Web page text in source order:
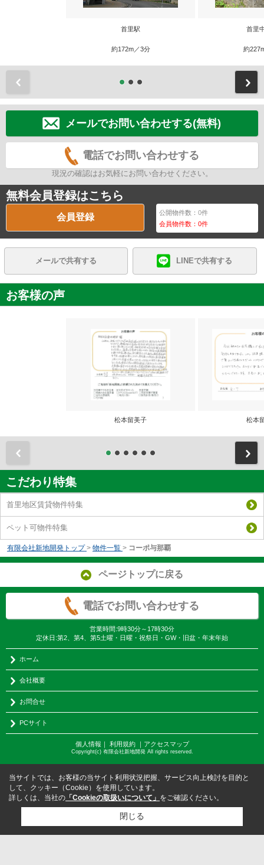
首里駅
約172m／3分
首里
約
メールでお問い合わせする(無料)
電話でお問い合わせする
現況の確認はお気軽にお問い合わせください。
無料会員登録はこちら
会員登録 公開物件数：0件
会員物件数：0件
メールで共有する LINEで共有する
お客様の声
松本留美子 松本
こだわり特集
首里地区賃貸物件特集
ペット可物件特集
有限会社新地開発トップ > 物件一覧 > コーポ与那覇
ページトップに戻る
電話でお問い合わせする
営業時間:9時30分～17時30分
定休日:第2、第4、第5土曜・日曜・祝祭日・GW・旧盆・年末年始
ホーム
会社概要
お問合せ
PCサイト
個人情報 ｜ 利用規約｜ アクセスマップ
Copyright(c) 有限会社新地開発 All rights reserved.
当サイトでは、お客様の当サイト利用状況把握、サービス向上検討を目的と
して、クッキー（Cookie）を使用しています。
詳しくは、当社の 「Cookieの取扱いについて」 をご確認ください。
閉じる